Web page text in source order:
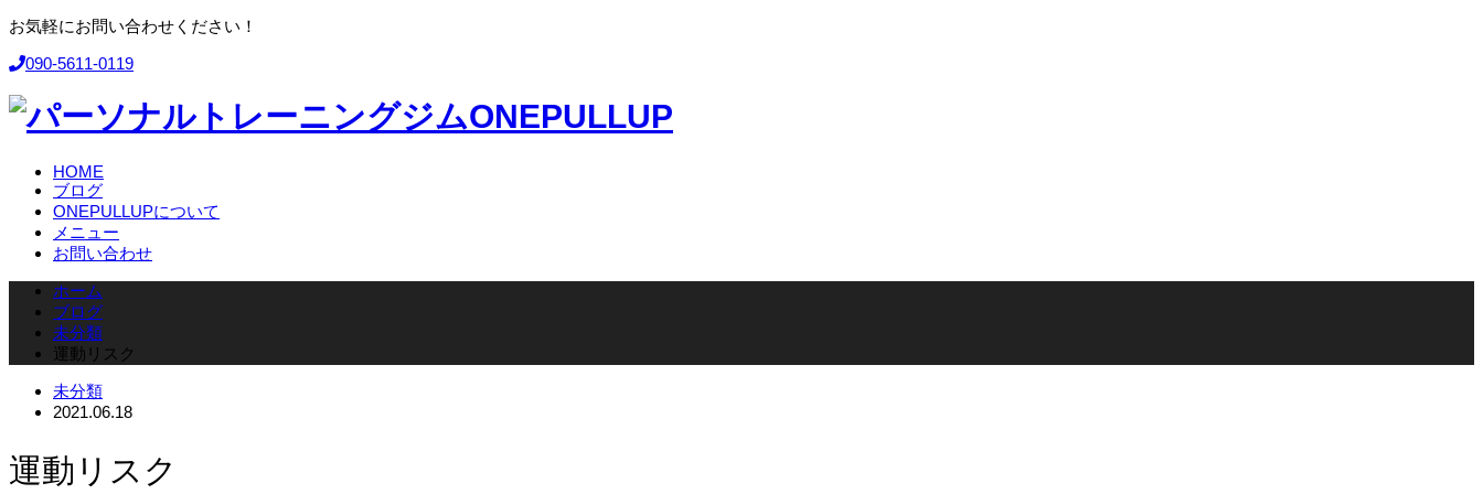
お気軽にお問い合わせください！
090-5611-0119
HOME
ブログ
ONEPULLUPについて
メニュー
お問い合わせ
ホーム
ブログ
未分類
運動リスク
未分類
2021.06.18
運動リスク